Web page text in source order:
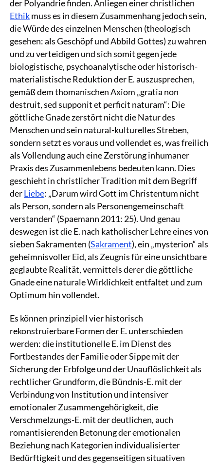
der Polyandrie finden. Anliegen einer christlichen
Ethikmuss es in diesem Zusammenhang jedoch sein,
die Würde des einzelnen Menschen (theologisch
gesehen: als Geschöpf und Abbild Gottes) zu wahren
und zu verteidigen und sich somit gegen jede
biologistische, psychoanalytische oder historisch-
materialistische Reduktion der E. auszusprechen,
gemäß dem thomanischen Axiom „gratia non
destruit, sed supponit et perficit naturam“: Die
göttliche Gnade zerstört nicht die Natur des
Menschen und sein natural-kulturelles Streben,
sondern setzt es voraus und vollendet es, was freilich
als Vollendung auch eine Zerstörung inhumaner
Praxis des Zusammenlebens bedeuten kann. Dies
geschieht in christlicher Tradition mit dem Begriff
derLiebe: „Darum wird Gott im Christentum nicht
als Person, sondern als Personengemeinschaft
verstanden“ (Spaemann 2011: 25). Und genau
deswegen ist die E. nach katholischer Lehre eines von
sieben Sakramenten (Sakrament), ein „mysterion“ als
geheimnisvoller Eid, als Zeugnis für eine unsichtbare
geglaubte Realität, vermittels derer die göttliche
Gnade eine naturale Wirklichkeit entfaltet und zum
Optimum hin vollendet.
Es können prinzipiell vier historisch
rekonstruierbare Formen der E. unterschieden
werden: die institutionelle E. im Dienst des
Fortbestandes der Familie oder Sippe mit der
Sicherung der Erbfolge und der Unauflöslichkeit als
rechtlicher Grundform, die Bündnis-E. mit der
Verbindung von Institution und intensiver
emotionaler Zusammengehörigkeit, die
Verschmelzungs-E. mit der deutlichen, auch
romantisierenden Betonung der emotionalen
Beziehung nach Kategorien individualisierter
Bedürftigkeit und des gegenseitigen situativen